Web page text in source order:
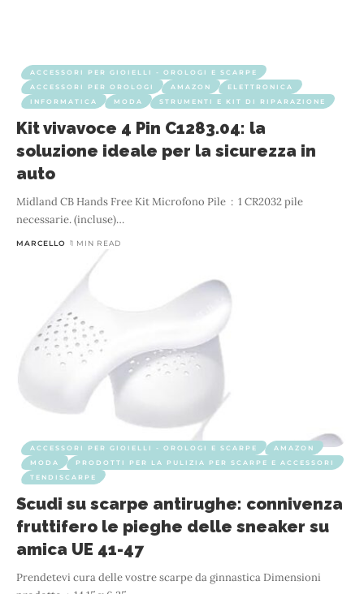
ACCESSORI PER GIOIELLI - OROLOGI E SCARPE
ACCESSORI PER OROLOGI
AMAZON
ELETTRONICA
INFORMATICA
MODA STRUMENTI E KIT DI RIPARAZIONE
Kit vivavoce 4 Pin C1283.04: la
soluzione ideale per la sicurezza in
auto
Midland CB Hands Free Kit Microfono Pile ‏ : ‎ 1 CR2032 pile
necessarie. (incluse)…
MARCELLO 1 MIN READ
ACCESSORI PER GIOIELLI - OROLOGI E SCARPE
AMAZON
MODA
PRODOTTI PER LA PULIZIA PER SCARPE E ACCESSORI
TENDISCARPE
Scudi su scarpe antirughe: connivenza
fruttifero le pieghe delle sneaker su
amica UE 41-47
Prendetevi cura delle vostre scarpe da ginnastica Dimensioni